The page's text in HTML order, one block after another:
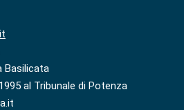
Basilicata
al Tribunale di Potenza